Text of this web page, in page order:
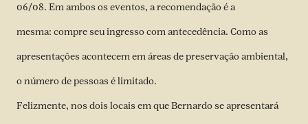
06/08. Em ambos os eventos, a recomendação é a
mesma: compre seu ingresso com antecedência. Como as
apresentações acontecem em áreas de preservação ambiental,
o número de pessoas é limitado.
Felizmente, nos dois locais em que Bernardo se apresentará